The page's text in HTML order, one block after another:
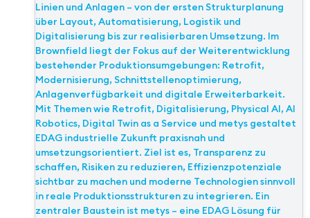
Linien und Anlagen – von der ersten Strukturplanung
über Layout, Automatisierung, Logistik und
Digitalisierung bis zur realisierbaren Umsetzung. Im
Brownfield liegt der Fokus auf der Weiterentwicklung
bestehender Produktionsumgebungen: Retrofit,
Modernisierung, Schnittstellenoptimierung,
Anlagenverfügbarkeit und digitale Erweiterbarkeit.
Mit Themen wie Retrofit, Digitalisierung, Physical AI, AI
Robotics, Digital Twin as a Service und metys gestaltet
EDAG industrielle Zukunft praxisnah und
umsetzungsorientiert. Ziel ist es, Transparenz zu
schaffen, Risiken zu reduzieren, Effizienzpotenziale
sichtbar zu machen und moderne Technologien sinnvoll
in reale Produktionsstrukturen zu integrieren. Ein
zentraler Baustein ist metys – eine EDAG Lösung für